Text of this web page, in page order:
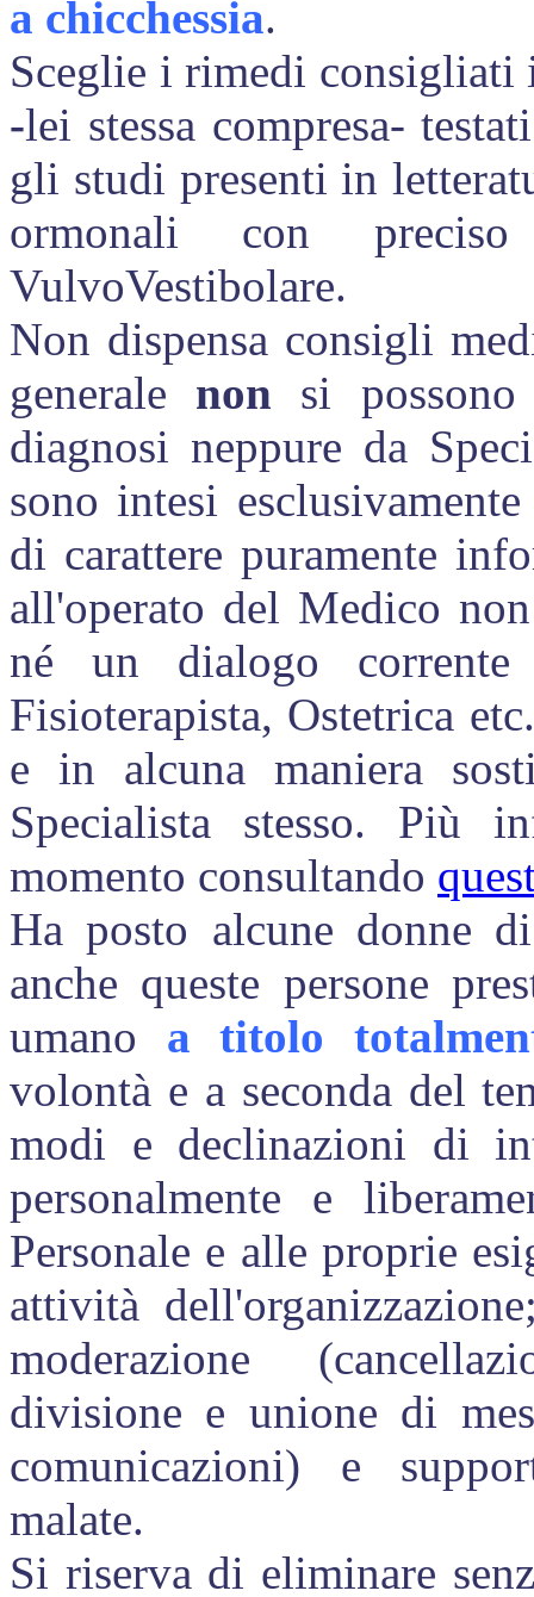
a chicchessia.
Sceglie i rimedi consigliati
-lei stessa compresa-
gli studi presenti in
ormonali con
VulvoVestibolare.
Non dispensa consigli
generale non si possono
diagnosi neppure da
sono intesi
di carattere puramente
all'operato del Medico
né un dialogo
Fisioterapista, Ostetrica
e in alcuna maniera
Specialista stesso. Più
momento consultando
Ha posto alcune donne
anche queste persone
umano a titolo
volontà e a seconda del
modi e declinazioni di
personalmente e
Personale e alle proprie
attività
moderazione
divisione e unione di
comunicazioni) e
malate.
Si riserva di eliminare